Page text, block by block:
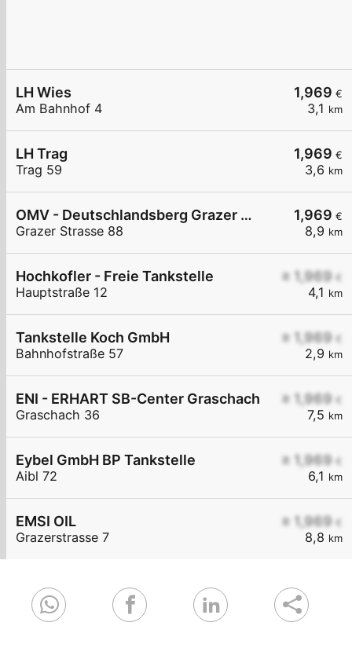
1,969 €
3,1 km
LH Wies
Am Bahnhof 4
1,969 €
3,6 km
LH Trag
Trag 59
1,969 €
8,9 km
OMV - Deutschlandsberg Grazer Straße 88
Grazer Strasse 88
≥ 1,969 €
4,1 km
Hochkofler - Freie Tankstelle
Hauptstraße 12
≥ 1,969 €
2,9 km
Tankstelle Koch GmbH
Bahnhofstraße 57
≥ 1,969 €
7,5 km
ENI - ERHART SB-Center Graschach
Graschach 36
≥ 1,969 €
6,1 km
Eybel GmbH BP Tankstelle
Aibl 72
≥ 1,969 €
8,8 km
EMSI OIL
Grazerstrasse 7